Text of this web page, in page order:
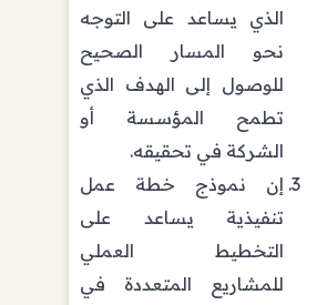
الذي يساعد على التوجه
نحو المسار الصحيح
للوصول إلى الهدف الذي
تطمح المؤسسة أو
الشركة في تحقيقه.
إن نموذج خطة عمل
تنفيذية يساعد على
التخطيط العملي
للمشاريع المتعددة في